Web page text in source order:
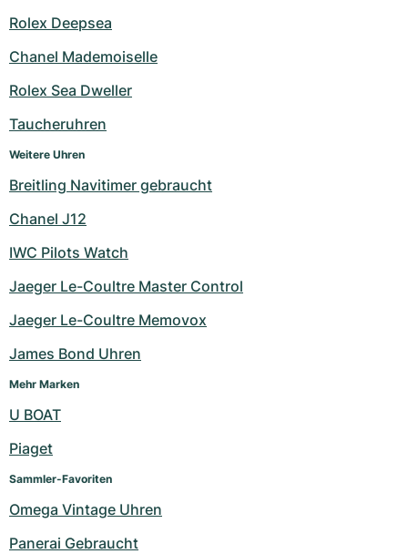
Rolex Deepsea
Chanel Mademoiselle
Rolex Sea Dweller
Taucheruhren
Weitere Uhren
Breitling Navitimer gebraucht
Chanel J12
IWC Pilots Watch
Jaeger Le-Coultre Master Control
Jaeger Le-Coultre Memovox
James Bond Uhren
Mehr Marken
U BOAT
Piaget
Sammler-Favoriten
Omega Vintage Uhren
Panerai Gebraucht